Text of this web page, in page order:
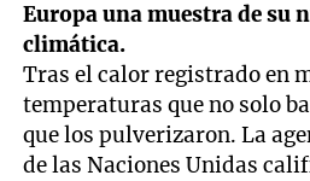
Europa una muestra de su
climática.
Tras el calor registrado en
temperaturas que no solo
que los pulverizaron. La
de las Naciones Unidas